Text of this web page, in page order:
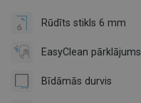
Rūdīts stikls 6 mm
EasyClean pārklājums
Bīdāmās durvis